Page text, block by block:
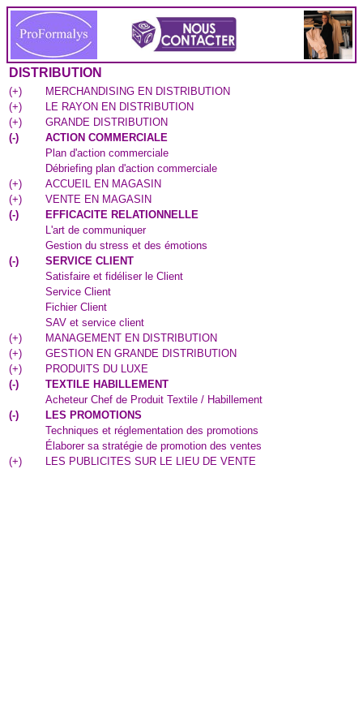
DISTRIBUTION
(+)
MERCHANDISING EN DISTRIBUTION
(+)
LE RAYON EN DISTRIBUTION
(+)
GRANDE DISTRIBUTION
(-)
ACTION COMMERCIALE
Plan d'action commerciale
Débriefing plan d'action commerciale
(+)
ACCUEIL EN MAGASIN
(+)
VENTE EN MAGASIN
(-)
EFFICACITE RELATIONNELLE
L'art de communiquer
Gestion du stress et des émotions
(-)
SERVICE CLIENT
Satisfaire et fidéliser le Client
Service Client
Fichier Client
SAV et service client
(+)
MANAGEMENT EN DISTRIBUTION
(+)
GESTION EN GRANDE DISTRIBUTION
(+)
PRODUITS DU LUXE
(-)
TEXTILE HABILLEMENT
Acheteur Chef de Produit Textile / Habillement
(-)
LES PROMOTIONS
Techniques et réglementation des promotions
Élaborer sa stratégie de promotion des ventes
(+) LES PUBLICITES SUR LE LIEU DE VENTE